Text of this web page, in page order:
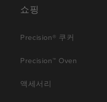
쇼핑
Precision® 쿠커
Precision™ Oven
액세서리